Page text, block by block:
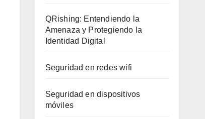
QRishing: Entendiendo la
Amenaza y Protegiendo la
Identidad Digital
Seguridad en redes wifi
Seguridad en dispositivos
móviles